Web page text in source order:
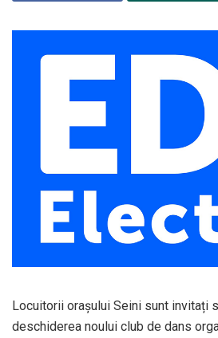
Locuitorii orașului Seini sunt invitați
deschiderea noului club de dans